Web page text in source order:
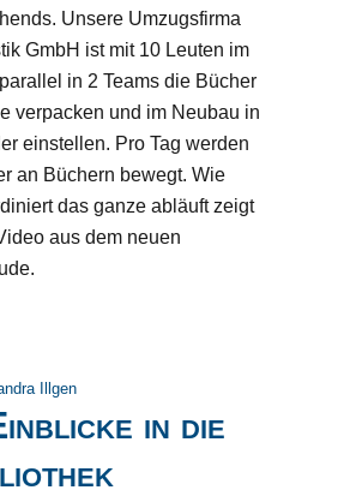
Unsere Umzugsfirma
GmbH ist mit 10 Leuten im
in 2 Teams die Bücher
verpacken und im Neubau in
einstellen. Pro Tag werden
an Büchern bewegt. Wie
das ganze abläuft zeigt
aus dem neuen
Illgen
in die